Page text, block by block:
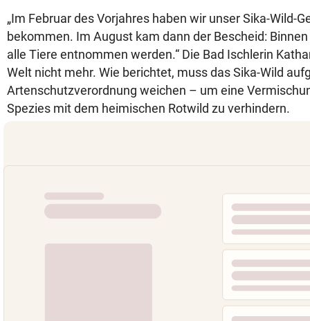
„Im Februar des Vorjahres haben wir unser Sika-Wild-
bekommen. Im August kam dann der Bescheid:
alle Tiere entnommen werden.“ Die Bad Ischlerin
Welt nicht mehr. Wie berichtet, muss das Sika-Wild
Artenschutzverordnung weichen – um eine
Spezies mit dem heimischen Rotwild zu verhindern.